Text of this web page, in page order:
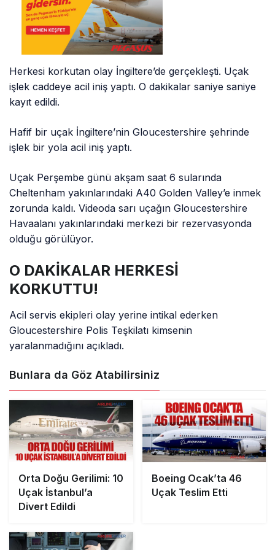
Herkesi korkutan olay İngiltere’de gerçekleşti. Uçak
işlek caddeye acil iniş yaptı. O dakikalar saniye saniye
kayıt edildi.
Hafif bir uçak İngiltere’nin Gloucestershire şehrinde
işlek bir yola acil iniş yaptı.
Uçak Perşembe günü akşam saat 6 sularında
Cheltenham yakınlarındaki A40 Golden Valley’e inmek
zorunda kaldı. Videoda sarı uçağın Gloucestershire
Havaalanı yakınlarındaki merkezi bir rezervasyonda
olduğu görülüyor.
O DAKİKALAR HERKESİ
KORKUTTU!
Acil servis ekipleri olay yerine intikal ederken
Gloucestershire Polis Teşkilatı kimsenin
yaralanmadığını açıkladı.
Bunlara da Göz Atabilirsiniz
Orta Doğu Gerilimi: 10
Uçak İstanbul’a
Divert Edildi
Boeing Ocak’ta 46
Uçak Teslim Etti